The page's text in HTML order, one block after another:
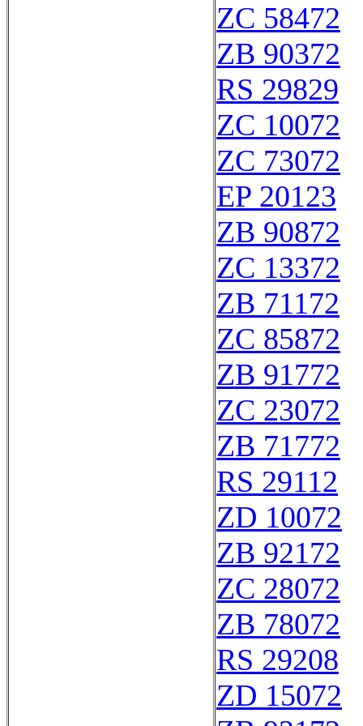
ZC 58472
ZB 90372
RS 29829
ZC 10072
ZC 73072
EP 20123
ZB 90872
ZC 13372
ZB 71172
ZC 85872
ZB 91772
ZC 23072
ZB 71772
RS 29112
ZD 10072
ZB 92172
ZC 28072
ZB 78072
RS 29208
ZD 15072